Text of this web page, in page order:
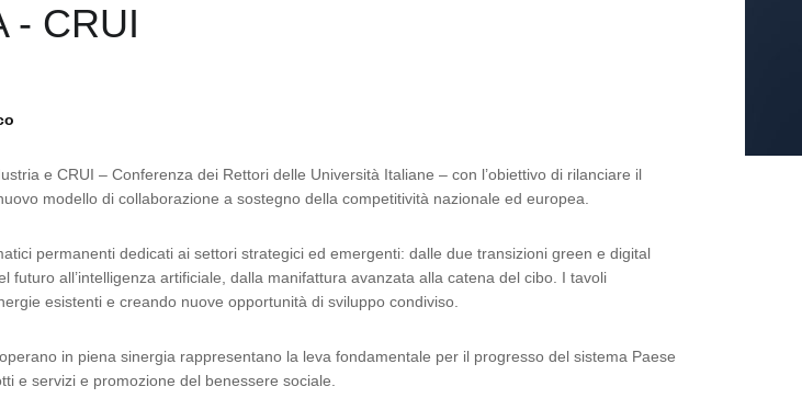
- CRUI
e CRUI – Conferenza dei Rettori delle Università Italiane – con l’obiettivo di rilanciare il
modello di collaborazione a sostegno della competitività nazionale ed europea.
permanenti dedicati ai settori strategici ed emergenti: dalle due transizioni green e digital
futuro all’intelligenza artificiale, dalla manifattura avanzata alla catena del cibo. I tavoli
esistenti e creando nuove opportunità di sviluppo condiviso.
in piena sinergia rappresentano la leva fondamentale per il progresso del sistema Paese
e servizi e promozione del benessere sociale.